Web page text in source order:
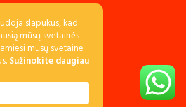
r.
slapukus, kad
mūsų svetainės
mūsų svetaine
Sužinokite daugiau